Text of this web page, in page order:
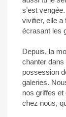
s’est
vivifier, elle a
écrasant les
Depuis, la
chanter
possession
galeries.
nos griffes
chez nous,